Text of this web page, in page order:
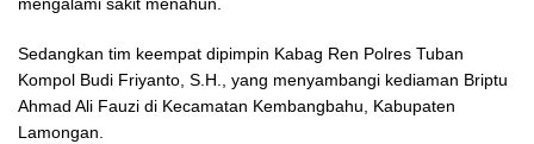
Sedangkan tim keempat dipimpin Kabag Ren Polres Tuban
Kompol Budi Friyanto, S.H., yang menyambangi kediaman Briptu
Ahmad Ali Fauzi di Kecamatan Kembangbahu, Kabupaten
Lamongan.